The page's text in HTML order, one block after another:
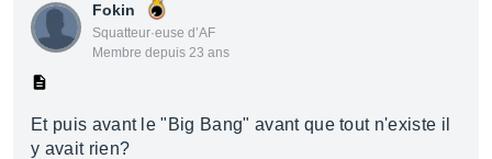
Fokin
Squatteur·euse d’AF
Membre depuis 23 ans
Et puis avant le "Big Bang" avant que tout n'existe il
y avait rien?